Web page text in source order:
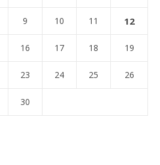
9 10 11 12
16 17 18 19
23 24 25 26
30